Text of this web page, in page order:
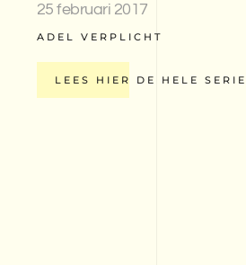
25 februari 2017
ADEL VERPLICHT
LEES HIER DE HELE SERIE